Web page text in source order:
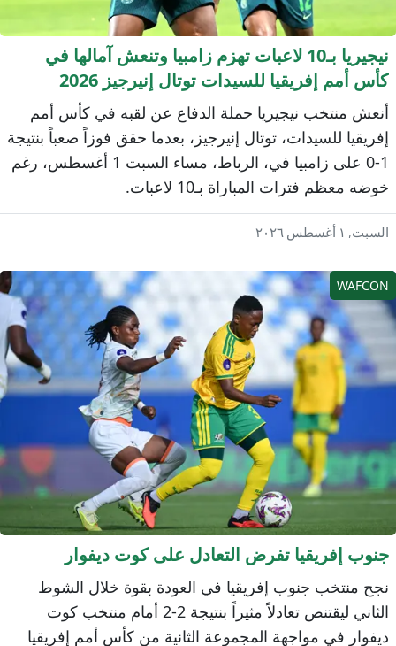
نيجيريا بـ10 لاعبات تهزم زامبيا وتنعش آمالها في
أمم إفريقيا للسيدات توتال إنيرجيز 2026
منتخب نيجيريا حملة الدفاع عن لقبه في كأس أمم
للسيدات، توتال إنيرجيز، بعدما حقق فوزاً صعباً بنتيجة
1-0 على زامبيا في، الرباط، مساء السبت 1 أغسطس، رغم
معظم فترات المباراة بـ10 لاعبات.
١ أغسطس ٢٠٢٦
إفريقيا تفرض التعادل على كوت ديفوار
منتخب جنوب إفريقيا في العودة بقوة خلال الشوط
الثاني ليقتنص تعادلاً مثيراً بنتيجة 2-2 أمام منتخب كوت
في مواجهة المجموعة الثانية من كأس أمم إفريقيا